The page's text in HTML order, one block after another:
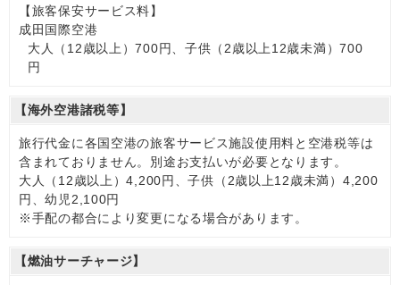
【旅客保安サービス料】
成田国際空港
大人（12歳以上）700円、子供（2歳以上12歳未満）700
円
【海外空港諸税等】
旅行代金に各国空港の旅客サービス施設使用料と空港税等は
含まれておりません。別途お支払いが必要となります。
大人（12歳以上）4,200円、子供（2歳以上12歳未満）4,200
円、幼児2,100円
※手配の都合により変更になる場合があります。
【燃油サーチャージ】